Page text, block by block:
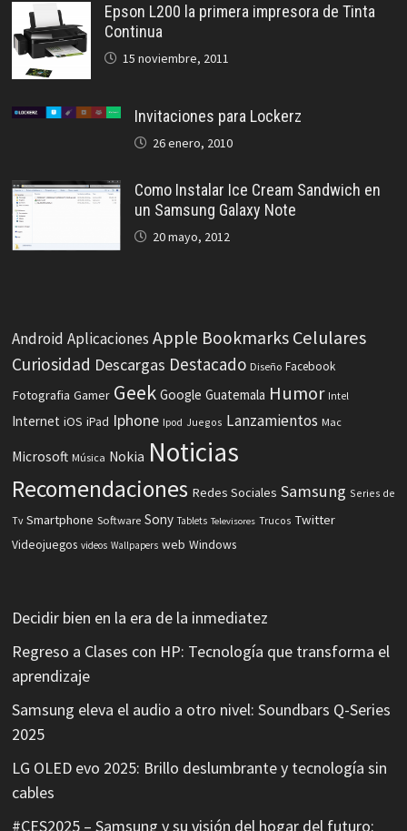
Epson L200 la primera impresora de Tinta
Continua
15 noviembre, 2011
Invitaciones para Lockerz
26 enero, 2010
Como Instalar Ice Cream Sandwich en
un Samsung Galaxy Note
20 mayo, 2012
Android Aplicaciones Apple Bookmarks Celulares
Curiosidad Descargas Destacado Diseño Facebook
Fotografia Gamer Geek Google Guatemala Humor Intel
Internet iOS iPad Iphone Ipod Juegos Lanzamientos Mac
Microsoft Música Nokia Noticias
Recomendaciones Redes Sociales Samsung Series de
Tv Smartphone Software Sony Tablets Televisores Trucos Twitter
Videojuegos videos Wallpapers web Windows
Decidir bien en la era de la inmediatez
Regreso a Clases con HP: Tecnología que transforma el
aprendizaje
Samsung eleva el audio a otro nivel: Soundbars Q-Series
2025
LG OLED evo 2025: Brillo deslumbrante y tecnología sin
cables
#CES2025 – Samsung y su visión del hogar del futuro: